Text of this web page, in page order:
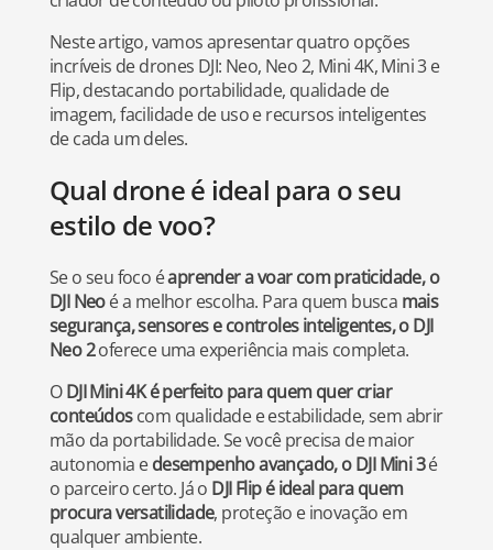
Neste artigo, vamos apresentar quatro opções
incríveis de drones DJI: Neo, Neo 2, Mini 4K, Mini 3 e
Flip, destacando portabilidade, qualidade de
imagem, facilidade de uso e recursos inteligentes
de cada um deles.
Qual drone é ideal para o seu
estilo de voo?
Se o seu foco éaprender a voar com praticidade, o
DJI Neoé a melhor escolha. Para quem busca mais
segurança, sensores e controles inteligentes, o DJI
Neo 2oferece uma experiência mais completa.
ODJI Mini 4K é perfeito para quem quer criar
conteúdoscom qualidade e estabilidade, sem abrir
mão da portabilidade. Se você precisa de maior
autonomia edesempenho avançado, o DJI Mini 3é
o parceiro certo. Já o DJI Flip é ideal para quem
procura versatilidade, proteção e inovação em
qualquer ambiente.